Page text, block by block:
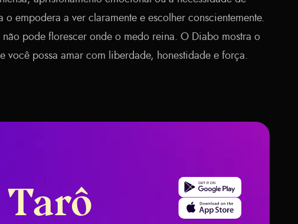
o empodera a ver claramente e escolher conscientemente.
pode florescer onde o medo reina. O Diabo mostra o
você possa amar com liberdade, honestidade e força.
Get it on Google Play
Download on the App